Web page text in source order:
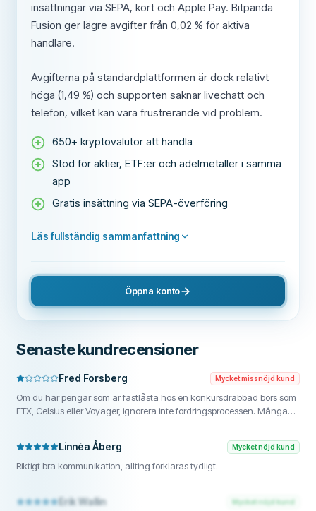
insättningar via SEPA, kort och Apple Pay. Bitpanda
Fusion ger lägre avgifter från 0,02 % för aktiva
handlare.
Avgifterna på standardplattformen är dock relativt
höga (1,49 %) och supporten saknar livechatt och
telefon, vilket kan vara frustrerande vid problem.
650+ kryptovalutor att handla
Stöd för aktier, ETF:er och ädelmetaller i samma
app
Gratis insättning via SEPA-överföring
Läs fullständig sammanfattning
Öppna konto
Senaste kundrecensioner
Fred Forsberg Mycket missnöjd kund
Om du har pengar som är fastlåsta hos en konkursdrabbad börs som
FTX, Celsius eller Voyager, ignorera inte fordringsprocessen. Många
eller skickar in ofullständiga handlingar. Gör det rätt eller anlita
någon som kan. Jag hade 487 500 euro fastlåsta på FTX.
FundsRetriever skickade in min fordran, tillhandahöll alla
återvinning möjlig. Kontakta fundsretriever1@gmail.com, WhatsApp
Linnéa Åberg Mycket nöjd kund
Riktigt bra kommunikation, allting förklaras tydligt.
Erik Wallin Mycket nöjd kund